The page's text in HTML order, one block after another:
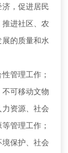
，促进居民
进社区、农
的质量和水
管理工作；
可移动文物
资源、社会
管理工作；
保护、社会